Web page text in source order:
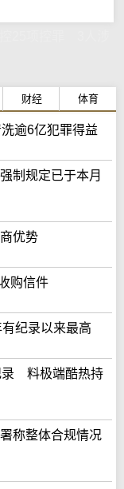
财经 体育
逾6亿犯罪得益
制规定已于本月
优势
购信件
纪录以来最高
录 料极端酷热持
称整体合规情况